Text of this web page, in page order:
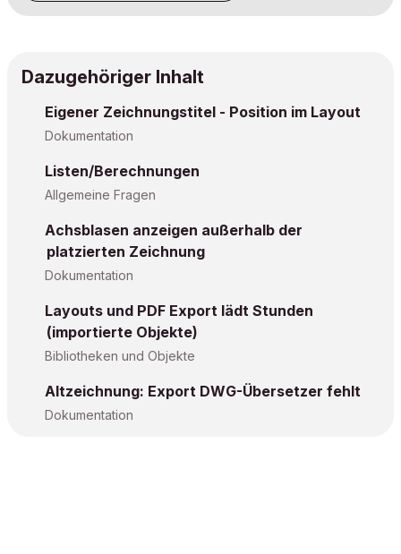
Dazugehöriger Inhalt
Eigener Zeichnungstitel - Position im Layout
Dokumentation
Listen/Berechnungen
Allgemeine Fragen
Achsblasen anzeigen außerhalb der
platzierten Zeichnung
Dokumentation
Layouts und PDF Export lädt Stunden
(importierte Objekte)
Bibliotheken und Objekte
Altzeichnung: Export DWG-Übersetzer fehlt
Dokumentation